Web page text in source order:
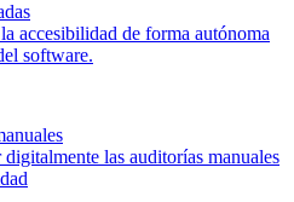
accesibilidad de forma autónoma
software.
las auditorías manuales